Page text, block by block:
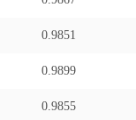
0.9851
0.9899
0.9855